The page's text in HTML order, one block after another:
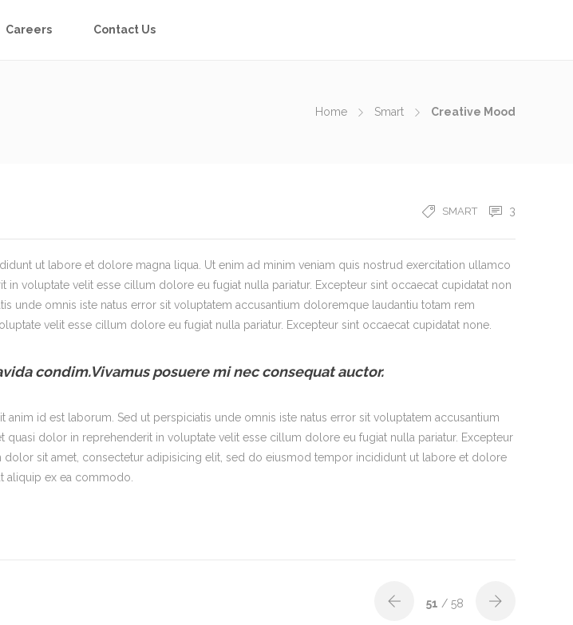
Careers Contact Us
Home Smart Creative Mood
SMART 3
ut labore et dolore magna liqua. Ut enim ad minim veniam quis nostrud exercitation ullamco
voluptate velit esse cillum dolore eu fugiat nulla pariatur. Excepteur sint occaecat cupidatat non
unde omnis iste natus error sit voluptatem accusantium doloremque laudantiu totam rem
velit esse cillum dolore eu fugiat nulla pariatur. Excepteur sint occaecat cupidatat none.
condim.Vivamus posuere mi nec consequat auctor.
id est laborum. Sed ut perspiciatis unde omnis iste natus error sit voluptatem accusantium
dolor in reprehenderit in voluptate velit esse cillum dolore eu fugiat nulla pariatur. Excepteur
sit amet, consectetur adipisicing elit, sed do eiusmod tempor incididunt ut labore et dolore
aliquip ex ea commodo.
51 / 58